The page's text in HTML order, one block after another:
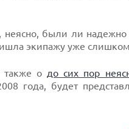
неясно, были ли
экипажу уже
также о до сих пор
года, будет